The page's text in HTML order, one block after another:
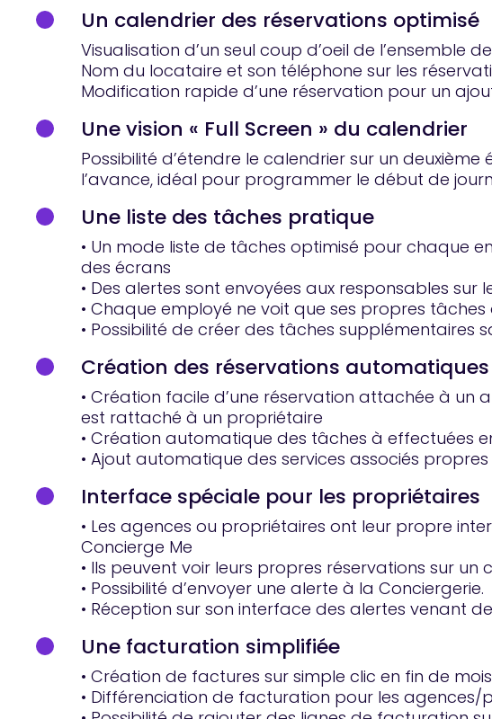
Un calendrier des réservations optimisé
Visualisation d’un seul coup d’oeil de
Nom du locataire et son téléphone sur les
Modification rapide d’une réservation pour un
Une vision « Full Screen » du calendrier
Possibilité d’étendre le calendrier sur un
l’avance, idéal pour programmer le début de
Une liste des tâches pratique
• Un mode liste de tâches optimisé pour chaque
des écrans
• Des alertes sont envoyées aux responsables sur
• Chaque employé ne voit que ses propres tâches
• Possibilité de créer des tâches
Création des réservations automatiques
• Création facile d’une réservation attachée à un
est rattaché à un propriétaire
• Création automatique des tâches à effectuées
• Ajout automatique des services associés
Interface spéciale pour les propriétaires
• Les agences ou propriétaires ont leur propre
Concierge Me
• Ils peuvent voir leurs propres réservations sur un
• Possibilité d’envoyer une alerte à la Conciergerie.
• Réception sur son interface des alertes venant
Une facturation simplifiée
• Création de factures sur simple clic en fin de
• Différenciation de facturation pour les